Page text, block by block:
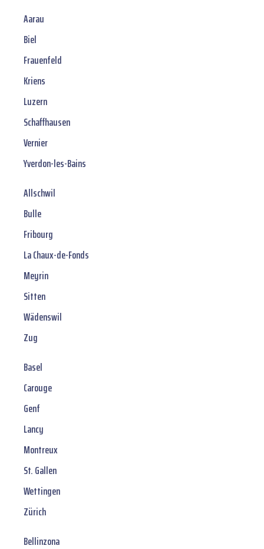
Aarau
Biel
Frauenfeld
Kriens
Luzern
Schaffhausen
Vernier
Yverdon-les-Bains
Allschwil
Bulle
Fribourg
La Chaux-de-Fonds
Meyrin
Sitten
Wädenswil
Zug
Basel
Carouge
Genf
Lancy
Montreux
St. Gallen
Wettingen
Zürich
Bellinzona